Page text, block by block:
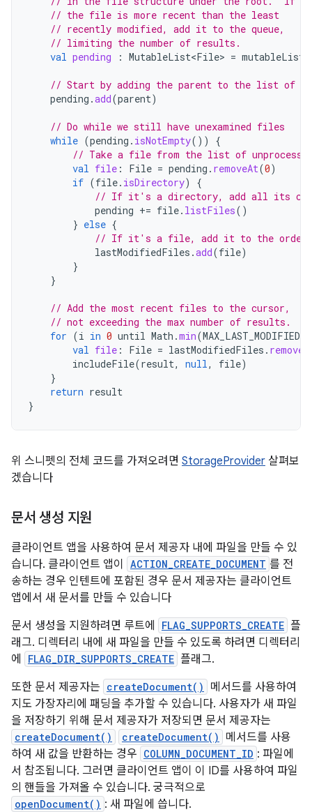
// the file is more recent than the least
// recently modified, add it to the queue,
// limiting the number of results.
val pending : MutableList<File> =
// Start by adding the parent to the list of
pending .add(parent)
// Do while we still have unexamined files
while (pending . isNotEmpty())
{
// Take a file from the list of
val file : File = pending . removeAt(0)
if (file. isDirectory)
{
// If it's a directory, add all its
pending += file. listFiles()
} else {
// If it's a file, add it to the
lastModifiedFiles .add(file)
}
}
// Add the most recent files to the cursor,
// not exceeding the max number of results.
for (i in 0 until Math .min(MAX_LAST_MODIFIED
val file : File = lastModifiedFiles . remove
includeFile(result, null, file)
}
return result
}
위 스니펫의 전체 코드를 가져오려면 StorageProvider 살펴보
겠습니다
문서 생성 지원
클라이언트 앱을 사용하여 문서 제공자 내에 파일을 만들 수 있
습니다. 클라이언트 앱이
ACTION_CREATE_DOCUMENT 를 전
송하는 경우 인텐트에 포함된 경우 문서 제공자는 클라이언트
앱에서 새 문서를 만들 수 있습니다
문서 생성을 지원하려면 루트에
FLAG_SUPPORTS_CREATE 플
래그. 디렉터리 내에 새 파일을 만들 수 있도록 하려면 디렉터리
에
FLAG_DIR_SUPPORTS_CREATE 플래그.
또한 문서 제공자는 createDocument()
메서드를 사용하여
지도 가장자리에 패딩을 추가할 수 있습니다. 사용자가 새 파일
을 저장하기 위해 문서 제공자가 저장되면 문서 제공자는
createDocument() createDocument()
메서드를 사용
하여 새 값을 반환하는 경우 COLUMN_DOCUMENT_ID : 파일에
서 참조됩니다. 그러면 클라이언트 앱이 이 ID를 사용하여 파일
의 핸들을 가져올 수 있습니다. 궁극적으로
openDocument() : 새 파일에 씁니다.